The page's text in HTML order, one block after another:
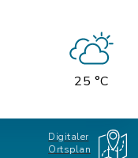
25 °C
Digitaler
Ortsplan